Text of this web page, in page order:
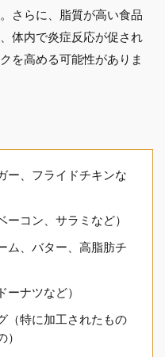
さらに、脂質が高い食品
体内で炎症反応が促され
を高める可能性がありま
ー、フライドチキンな
コン、サラミなど）
ム、バター、高脂肪チ
ナツなど）
（特に加工されたもの